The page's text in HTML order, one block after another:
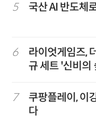
5 국산 AI 반도체
6
라이엇게임즈,
규 세트 '신비의
7
쿠팡플레이, 이
다